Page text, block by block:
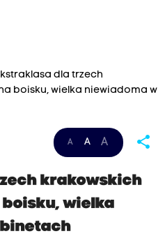
dla trzech
boisku, wielka niewiadoma w
A A A share
krakowskich
wielka